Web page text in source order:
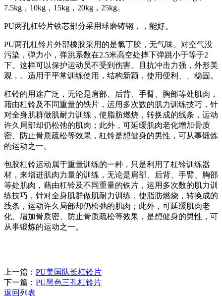
7.5kg，10kg，15kg，20kg，25kg。
PU两孔杠铃片铁芯部分采用球磨铸钢，，能好。
PU两孔杠铃片外部橡胶采用的是氯丁胶，无气味、对空气没
污染，弹力小，弹跳系数在2.5米高空处摔下弹跳小于等于2
下。这样可以保护运动员不受到伤害。且抗冲击力强，外形美
观，。适用于平常训练使用，结构新颖，使用便利、、稳固。
杠铃的用途广泛，无论是肩部、后背、手臂、胸部等处肌肉，
藉由杠铃及不同重量的铁片，运用多次数的肌力训练技巧，针
对全身肌群做肌耐力训练，使脂肪燃烧，转换成的线条，运动
许久局部却仍松弛的肌肉；此外，可延缓肌肉老化增加骨质
密、防止骨质疏松等效果，杠铃是想健身的男性，可从事锻炼
的运动之一。
包胶杠铃运动属于重量训练的一种，只是利用了杠铃训练器
材，来增进肌肉力量的训练，无论是肩部、后背、手臂、胸部
等处肌肉，藉由杠铃及不同重量的铁片，运用多次数的肌力训
练技巧，针对全身肌群做肌耐力训练，使脂肪燃烧，转换成的
线条，运动许久局部却仍松弛的肌肉；此外，可延缓肌肉老
化、增加骨质密、防止骨质疏松等效果，是想健身的男性，可
从事锻炼的运动之一。
上一篇： PU美国队长杠铃片
下一篇： PU黑色三孔杠铃片
返回列表